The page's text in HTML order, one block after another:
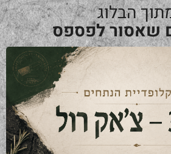
הבלוג
שאסור לפספס